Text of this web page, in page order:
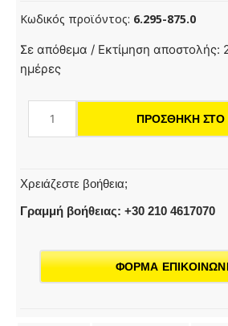
Κωδικός προϊόντος: 6.295-875.0
Σε απόθεμα / Εκτίμηση αποστολής:
ημέρες
RM
FoamStop
ποσότητα
ΠΡΟΣΘΉΚΗ ΣΤΟ
Χρειάζεστε βοήθεια;
Γραμμή βοήθειας: +30 210 4617070
ΦΟΡΜΑ